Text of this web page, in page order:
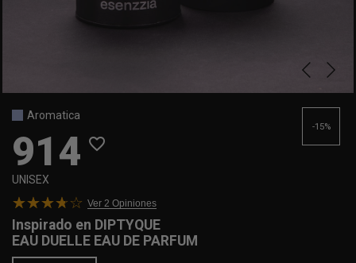
-15%
Aromatica
914 favorite_border
UNISEX
Ver 2 Opiniones
Inspirado en DIPTYQUE
EAU DUELLE EAU DE PARFUM